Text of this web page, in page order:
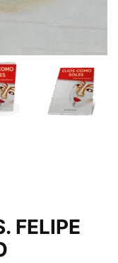
FELIPE